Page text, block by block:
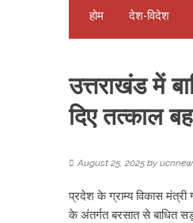
होम देश-विदेश
उत्तराखंड में
दिए तत्काल
August 25, 2025 by
प्रदेश के ग्राम्य विकास
के अंतर्गत बरसात से बाधित